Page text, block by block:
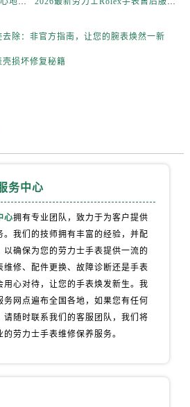
内蒙古自治区兴安盟市乌兰浩特市兴安大街劳力士售后服务中心（需提前预约）
山西省太原市迎泽区迎泽街道解放路15号亨得利名表维修授权店3楼劳力士售后服务中心（需提前预约）
除：非官方指南，让您的腕表焕然一新
损坏修复秘籍
务中心
心拥有专业团队，致力于为客户提供
。我们的技师拥有丰富的经验，并配
以确保为您的劳力士手表提供一流的
维修、配件更换、故障诊断还是手表
用心对待，让您的手表焕发新生。我
务网点遍布全国各地，如果您有任何
请随时联系我们的客服团队，我们将
劳力士手表维修保养服务。